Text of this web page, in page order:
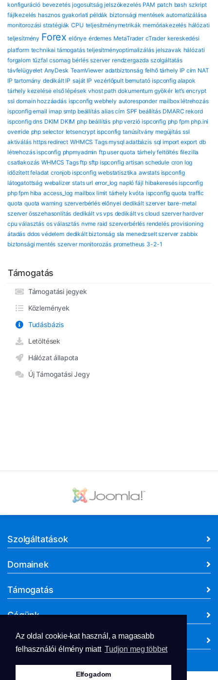
Az oldal cookie-kat használ, a magasabb
felhasználói élmény miatt Tudjon meg többet
Elfogadom
konfiguráció bevezetés jogosultság jelszókezelés PAM patch bash szkript
fájlkezelés hasznos gyakorlati példák biztonsági mentések automatizálása
monitorozási stratégiák CPU teljesítménymetrikák memóriakezelés hálózati
teljesítmény Forex előnye érdemes MetaTrader cTrader kereskedési
platform technikai támogatás teljesítményoptimalizálás jelszavak hálózati
forgalom tűzfal csomag bérlés szerver rendzergazda szolgáltatás
távfelügyelet AnyDesk TeamViewer adatbiztonság felhő tárhely IP cím NAT
IP tartomány dedikált IP saját IP vezérlőpult bemutató ispconfig alapok
tárhely kezelése első lépések vhost path dokumentum gyökér let’s encrypt
ssl domain hozzáadás ispconfig webhely autoresponder mailbox létrehozás
ispconfig email imap smtp beállítás alias cím SPF beállítás DMARC rekord
ispconfig dns DKIM DKIM php beállítás php verzió ispconfig php fpm php.ini
override php selector letsencrypt ispconfig tanúsítvány megújítás ssl
aktiválás https redirect WHMCS Tags mysql adatbázis sql import export db
létrehozás ispconfig phpmyadmin ftp user quota tárhely feltöltés filezilla
csatlakozás WHMCS Tags ftp sftp ispconfig artisan schedule cron log
időzített feladat cronjob ispconfig webstatisztika awstats ispconfig
látogatottság webalizer stats url error_log napló fájl hibakeresés ispconfig
php fpm hiba access_log mailbox limit tárhely kvóta ispconfig quota traffic
quota quota warning szerverbérlés előnyei dedikált szerver bare-metal
szerver összehasonlítás dedikált vs vps dedikált vs cloud szerver hardver
cpu választás os választás nvme raid szerverbérlés rendelés provisioning
átadás ddos védelem dedikált biztonság sla menedzselt szerver zabbix
biztonsági mentés szerver monitorozás prometheus 3-2-1
Támogatás
Támogatási jegyek
Közlemények
Tudásbázis
Letöltések
Hálózat állapota
Új Támogatási Jegy
Szolgáltatások
Domainek
Támogatás
Cégünk
Dokumentumok